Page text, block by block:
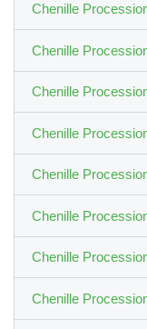
Chenille
Chenille
Chenille
Chenille
Chenille
Chenille
Chenille
Chenille